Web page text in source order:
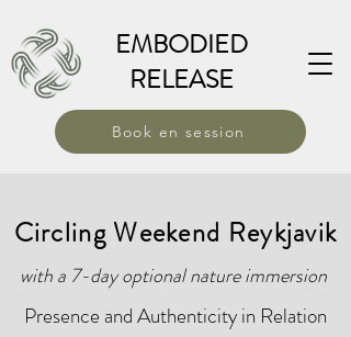
EMBODIED
RELEASE
Book en session
Circling Weekend Reykjavik
with a 7-day optional nature immersion
Presence and Authenticity in Relation